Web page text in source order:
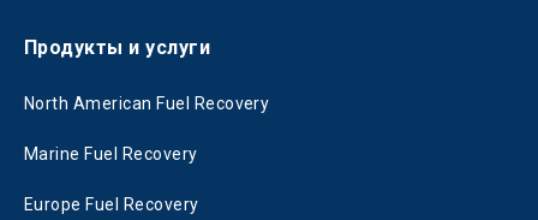
Продукты и услуги
North American Fuel Recovery
Marine Fuel Recovery
Europe Fuel Recovery